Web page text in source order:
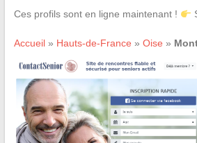
Ces profils sont en ligne maintenant !
Accueil» Hauts-de-France » Oise »